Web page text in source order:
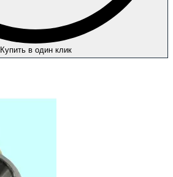
Купить в один клик